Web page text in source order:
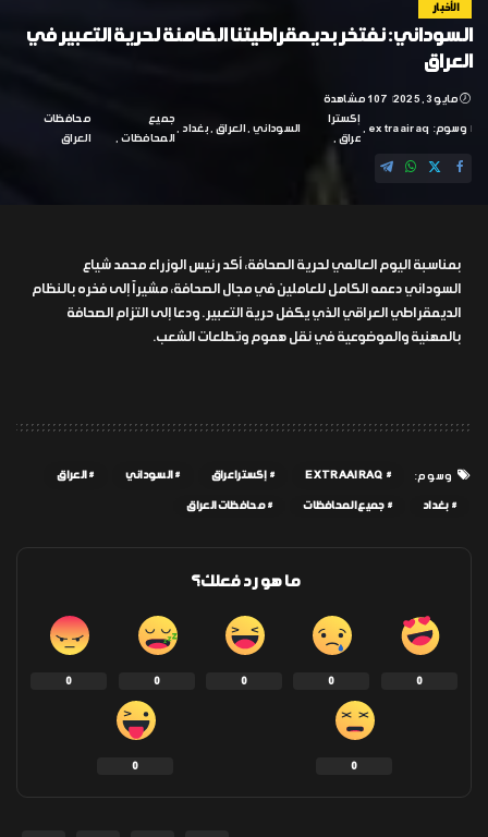
الأخبار
السوداني: نفتخر بديمقراطيتنا الضامنة لحرية التعبير في
العراق
مايو 3, 2025 107 مشاهدة
وسوم: extraairaq
إكسترا
عراق
السوداني العراق بغداد
جميع
المحافظات
محافظات
العراق
بمناسبة اليوم العالمي لحرية الصحافة، أكد رئيس الوزراء محمد شياع
السوداني دعمه الكامل للعاملين في مجال الصحافة، مشيراً إلى فخره بالنظام
الديمقراطي العراقي الذي يكفل حرية التعبير. ودعا إلى التزام الصحافة
بالمهنية والموضوعية في نقل هموم وتطلعات الشعب.
وسوم: EXTRAAIRAQ إكسترا عراق السوداني العراق
بغداد جميع المحافظات محافظات العراق
ما هو رد فعلك؟
0
0
0
0
0
0
0